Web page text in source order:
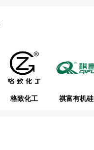
格致化工 祺富有机硅